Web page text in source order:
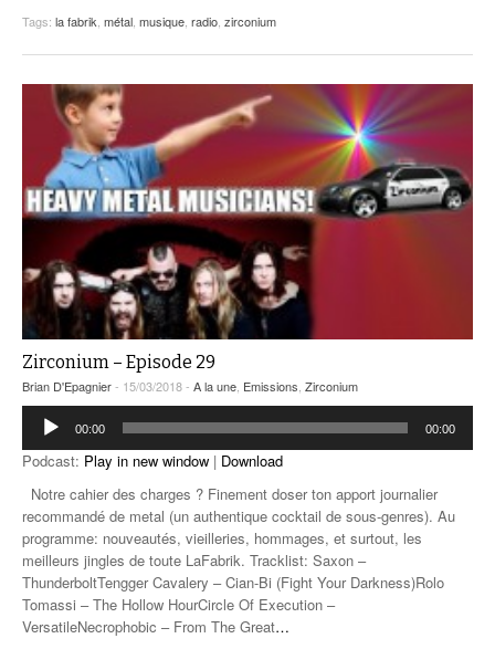
Tags: la fabrik métal musique radio zirconium
Zirconium – Episode 29
Brian D'Epagnier- 15/03/2018 - A la une Emissions Zirconium
Lecteur
audio
00:00 00:00
Podcast: Play in new window | Download
Notre cahier des charges ? Finement doser ton apport journalier
recommandé de metal (un authentique cocktail de sous-genres). Au
programme: nouveautés, vieilleries, hommages, et surtout, les
meilleurs jingles de toute LaFabrik. Tracklist: Saxon –
ThunderboltTengger Cavalery – Cian-Bi (Fight Your Darkness)Rolo
Tomassi – The Hollow HourCircle Of Execution –
VersatileNecrophobic – From The Great…